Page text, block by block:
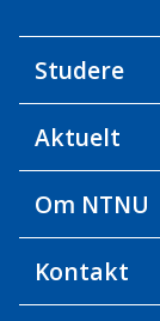
Studere
Aktuelt
Om NTNU
Kontakt